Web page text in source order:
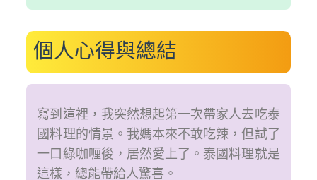
個人心得與總結
寫到這裡，我突然想起第一次帶家人去吃泰
國料理的情景。我媽本來不敢吃辣，但試了
一口綠咖喱後，居然愛上了。泰國料理就是
這樣，總能帶給人驚喜。